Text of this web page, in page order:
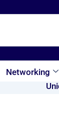
Networking